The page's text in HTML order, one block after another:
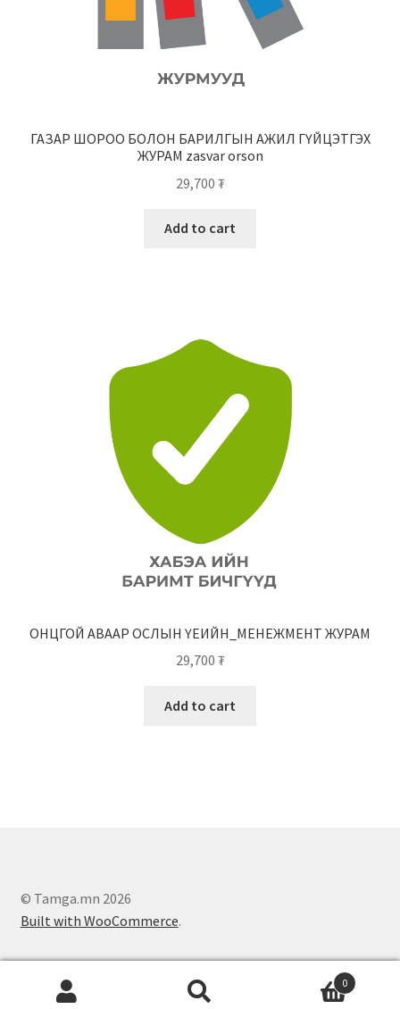
ГАЗАР ШОРОО БОЛОН БАРИЛГЫН АЖИЛ ГҮЙЦЭТГЭХ
ЖУРАМ zasvar orson
29,700 ₮
Add to cart
ОНЦГОЙ АВААР ОСЛЫН ҮЕИЙН_МЕНЕЖМЕНТ ЖУРАМ
29,700 ₮
Add to cart
© Tamga.mn 2026
Built with WooCommerce.
0